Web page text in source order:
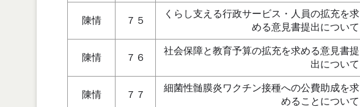
陳情 ７５
くらし支える行政サービス・人員の拡充を求
める意見書提出について
陳情 ７６
社会保障と教育予算の拡充を求める意見書提
出について
陳情 ７７
細菌性髄膜炎ワクチン接種への公費助成を求
めることについて